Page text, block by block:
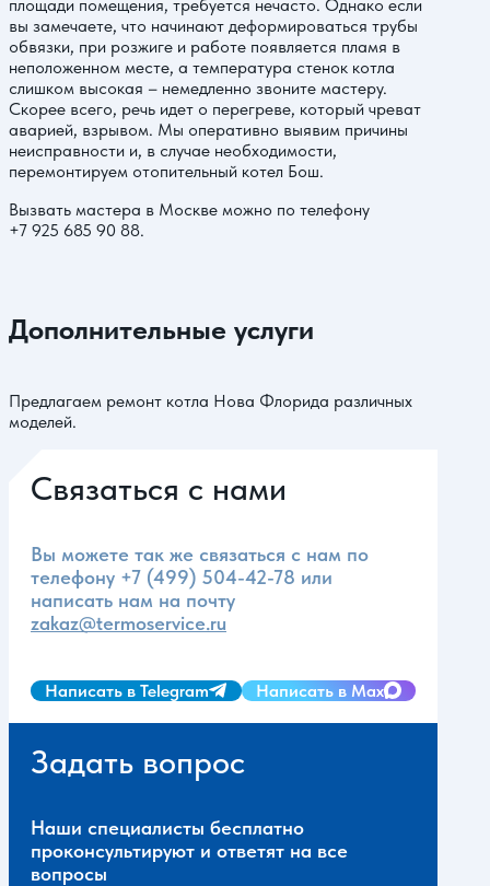
площади помещения, требуется нечасто. Однако если
вы замечаете, что начинают деформироваться трубы
обвязки, при розжиге и работе появляется пламя в
неположенном месте, а температура стенок котла
слишком высокая – немедленно звоните мастеру.
Скорее всего, речь идет о перегреве, который чреват
аварией, взрывом. Мы оперативно выявим причины
неисправности и, в случае необходимости,
перемонтируем отопительный котел Бош.
Вызвать мастера в Москве можно по телефону
+7 925 685 90 88.
Дополнительные услуги
Предлагаем ремонт котла Нова Флорида различных
моделей.
Связаться с нами
Вы можете так же связаться с нам по
телефону +7 (499) 504-42-78 или
написать нам на почту
zakaz@termoservice.ru
Написать в Telegram Написать в Max
Задать вопрос
Наши специалисты бесплатно
проконсультируют и ответят на все
вопросы